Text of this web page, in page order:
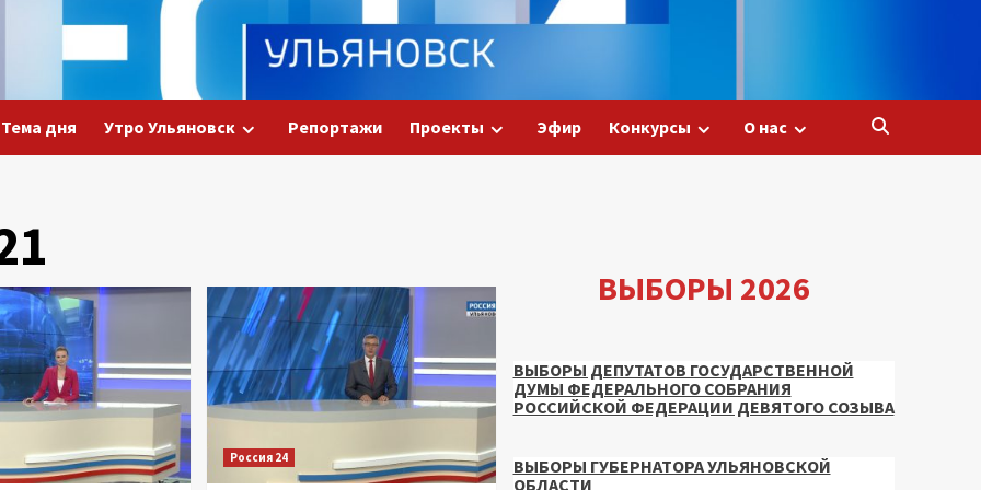
Тема дня Утро Ульяновск Репортажи Проекты Эфир Конкурсы О нас
Россия 24
ВЫБОРЫ 2026
ВЫБОРЫ ДЕПУТАТОВ ГОСУДАРСТВЕННОЙ
ДУМЫ ФЕДЕРАЛЬНОГО СОБРАНИЯ
РОССИЙСКОЙ ФЕДЕРАЦИИ ДЕВЯТОГО СОЗЫВА
ВЫБОРЫ ГУБЕРНАТОРА УЛЬЯНОВСКОЙ
ОБЛАСТИ